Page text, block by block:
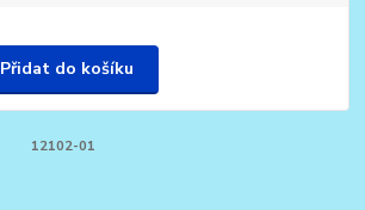
Přidat do košíku
12102-01